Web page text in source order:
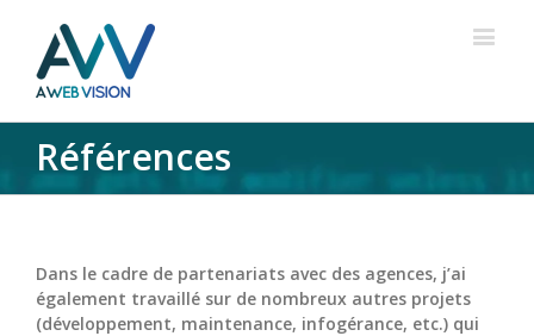
Références
Dans le cadre de partenariats avec des agences, j’ai
également travaillé sur de nombreux autres projets
(développement, maintenance, infogérance, etc.) qui